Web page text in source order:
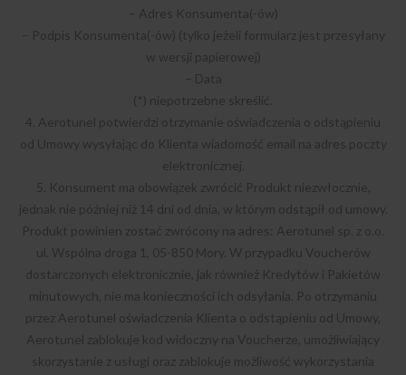
– Adres Konsumenta(-ów)
– Podpis Konsumenta(-ów) (tylko jeżeli formularz jest przesyłany
w wersji papierowej)
– Data
(*) niepotrzebne skreślić.
4. Aerotunel potwierdzi otrzymanie oświadczenia o odstąpieniu
od Umowy wysyłając do Klienta wiadomość email na adres poczty
elektronicznej.
5. Konsument ma obowiązek zwrócić Produkt niezwłocznie,
jednak nie później niż 14 dni od dnia, w którym odstąpił od umowy.
Produkt powinien zostać zwrócony na adres: Aerotunel sp. z o.o.
ul. Wspólna droga 1, 05-850 Mory. W przypadku Voucherów
dostarczonych elektronicznie, jak również Kredytów i Pakietów
minutowych, nie ma konieczności ich odsyłania. Po otrzymaniu
przez Aerotunel oświadczenia Klienta o odstąpieniu od Umowy,
Aerotunel zablokuje kod widoczny na Voucherze, umożliwiający
skorzystanie z usługi oraz zablokuje możliwość wykorzystania